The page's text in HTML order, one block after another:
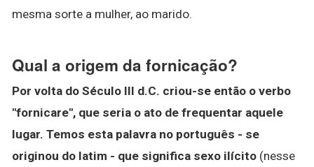
mesma sorte a mulher, ao marido.
Qual a origem da fornicação?
Por volta do Século III d.C. criou-se então o verbo
"fornicare", que seria o ato de frequentar aquele
lugar. Temos esta palavra no português - se
originou do latim - que significa sexo ilícito (nesse